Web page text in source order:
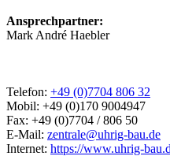
Ansprechpartner:
Mark André Haebler
Telefon: +49 (0)7704 806 32
Mobil: +49 (0)170 9004947
Fax: +49 (0)7704 / 806 50
E-Mail: zentrale@uhrig-bau.de
Internet: https://www.uhrig-